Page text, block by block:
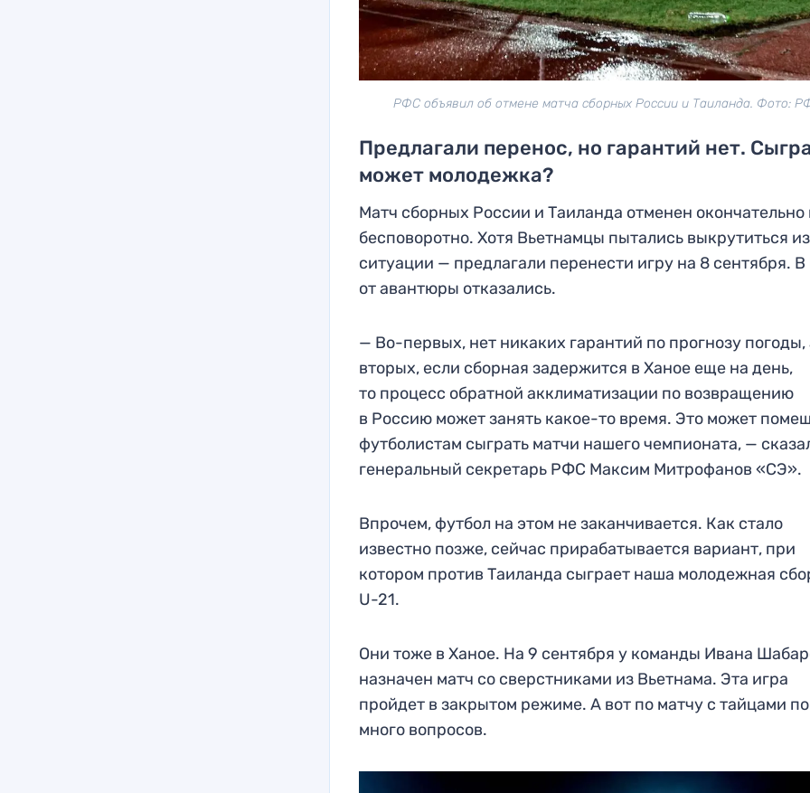
РФС объявил об отмене матча сборных России и Таиланда. Фото:
Предлагали перенос, но гарантий нет.
может молодежка?
Матч сборных России и Таиланда отменен окончательно
бесповоротно. Хотя Вьетнамцы пытались выкрутиться из
ситуации — предлагали перенести игру на 8 сентября.
от авантюры отказались.
— Во-первых, нет никаких гарантий по прогнозу погоды,
вторых, если сборная задержится в Ханое еще на день,
то процесс обратной акклиматизации по возвращению
в Россию может занять какое-то время. Это может
футболистам сыграть матчи нашего чемпионата, —
генеральный секретарь РФС Максим Митрофанов «СЭ».
Впрочем, футбол на этом не заканчивается. Как стало
известно позже, сейчас прирабатывается вариант, при
котором против Таиланда сыграет наша молодежная
U-21.
Они тоже в Ханое. На 9 сентября у команды Ивана
назначен матч со сверстниками из Вьетнама. Эта игра
пройдет в закрытом режиме. А вот по матчу с тайцами
много вопросов.